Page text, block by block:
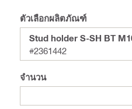
ตัวเลือกผลิตภัณฑ์
Stud holder S-SH BT
#2361442
จำนวน